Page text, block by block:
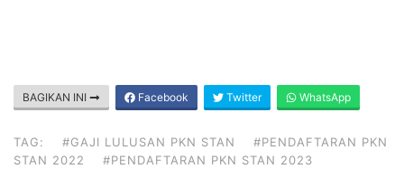
BAGIKAN INI Facebook Twitter WhatsApp
TAG: #GAJI LULUSAN PKN STAN
#PENDAFTARAN PKN
STAN 2022
#PENDAFTARAN PKN STAN 2023